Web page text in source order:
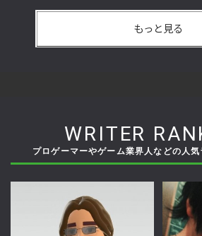
もっと見る
WRITER
プロゲーマーやゲーム業界人などの人